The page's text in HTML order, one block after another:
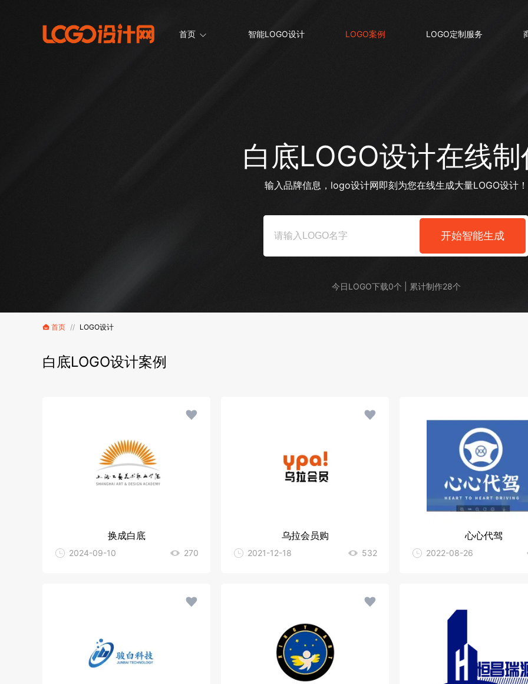
首页 智能LOGO设计 LOGO案例 LOGO定制服务
白底LOGO设计在线
输入品牌信息，logo设计网即刻为您在线生成大量LOGO设计！
开始智能生成
今日LOGO下载0个 | 累计制作28个
首页 // LOGO设计
白底LOGO设计案例
换成白底
2024-09-10 270
乌拉会员购
2021-12-18 532
心心代驾
2022-08-26